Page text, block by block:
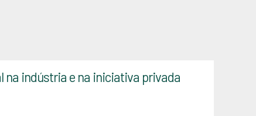
indústria e na iniciativa privada